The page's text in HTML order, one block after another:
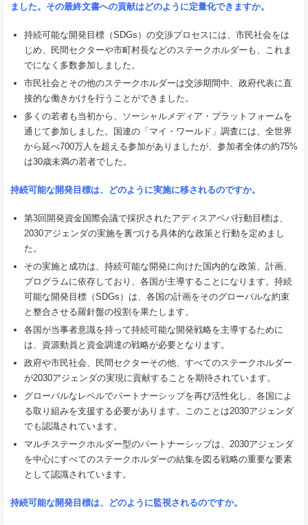
ました。その最終文書への貢献はどのように定量化できますか。
持続可能な開発目標（SDGs）の交渉プロセスには、市民社会をは
じめ、民間セクターや市町村長などのステークホルダーも、これま
でになく多数参加しました。
市民社会とその他のステークホルダーは交渉期間中、政府代表に直
接的な働きかけを行うことができました。
多くの若者も当初から、ソーシャルメディア・プラットフォームを
通じて参加しました。国連の「マイ・ワールド」調査には、全世界
から延べ700万人を超える参加がありましたが、参加者全体の約75%
は30歳未満の若者でした。
持続可能な開発目標は、どのように実施に移されるのですか。
第3回開発資金国際会議で採択されたアディスアベバ行動目標は、
2030アジェンダの実施を裏づける具体的な政策と行動を定めまし
た。
その実施と成功は、持続可能な開発に向けた国内的な政策、計画、
プログラムに依存しており、各国が主導することになります。持続
可能な開発目標（SDGs）は、各国の計画をそのグローバルな約束
と整合させる羅針盤の役割を果たします。
各国が当事者意識を持って持続可能な開発戦略を主導するために
は、資源動員と資金調達の戦略が必要となります。
政府や市民社会、民間セクターその他、すべてのステークホルダー
が2030アジェンダの実現に貢献することを期待されています。
グローバルなレベルでパートナーシップを再び活性化し、各国によ
る取り組みを支援する必要があります。このことは2030アジェンダ
でも認識されています。
マルチステークホルダー型のパートナーシップは、2030アジェンダ
を中心にすべてのステークホルダーの結集を図る戦略の重要な要素
として認識されています。
持続可能な開発目標は、どのように監視されるのですか。